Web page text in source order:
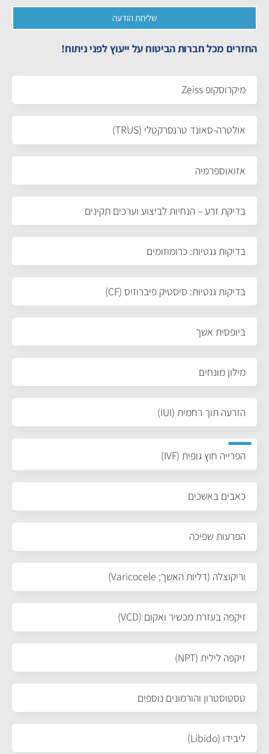
שליחת הודעה
החזרים מכל חברות הביטוח על ייעוץ לפני ניתוח!
מיקרוסקופ Zeiss
אולטרה-סאונד טרנסרקטלי (TRUS)
אזואוספרמיה
בדיקת זרע – הנחיות לביצוע וערכים תקינים
בדיקות גנטיות: כרומוזומים
בדיקות גנטיות: סיסטיק פיברוזיס (CF)
ביופסית אשך
מילון מונחים
הזרעה תוך רחמית (IUI)
הפרייה חוץ גופית (IVF)
כאבים באשכים
הפרעות שפיכה
וריקוצלה (דליות האשך; Varicocele)
זיקפה בעזרת מכשיר ואקום (VCD)
זיקפה לילית (NPT)
טסטוסטרון והורמונים נוספים
ליבידו (Libido)